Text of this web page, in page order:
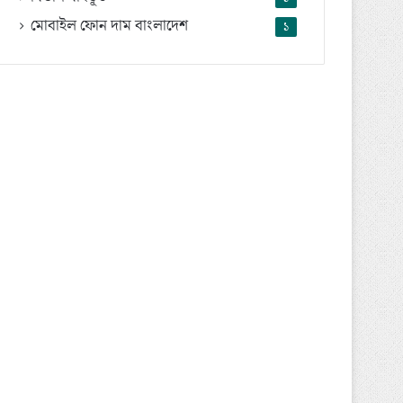
মোবাইল ফোন দাম বাংলাদেশ ১